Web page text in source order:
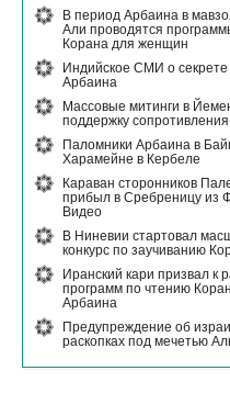
В период Арбаина в
Али проводятся
Корана для женщин
Индийское СМИ о секрете
Арбаина
Массовые митинги в
поддержку сопротивления
Паломники Арбаина в
Харамейне в Кербеле
Караван сторонников
прибыл в Сребреницу из
Видео
В Ниневии стартовал
конкурс по заучиванию
Иранский кари призвал к
программ по чтению
Арбаина
Предупреждение об
раскопках под мечетью